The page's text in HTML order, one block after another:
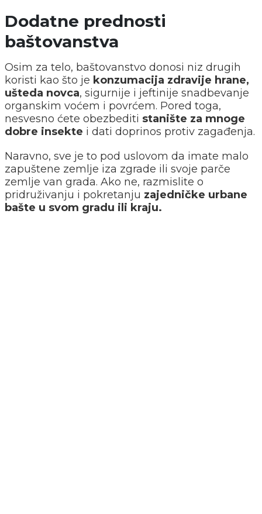
Dodatne prednosti
baštovanstva
Osim za telo, baštovanstvo donosi niz drugih
koristi kao što je konzumacija zdravije hrane,
ušteda novca, sigurnije i jeftinije snadbevanje
organskim voćem i povrćem. Pored toga,
nesvesno ćete obezbediti stanište za mnoge
dobre insekte i dati doprinos protiv zagađenja.
Naravno, sve je to pod uslovom da imate malo
zapuštene zemlje iza zgrade ili svoje parče
zemlje van grada. Ako ne, razmislite o
pridruživanju i pokretanju zajedničke urbane
bašte u svom gradu ili kraju.